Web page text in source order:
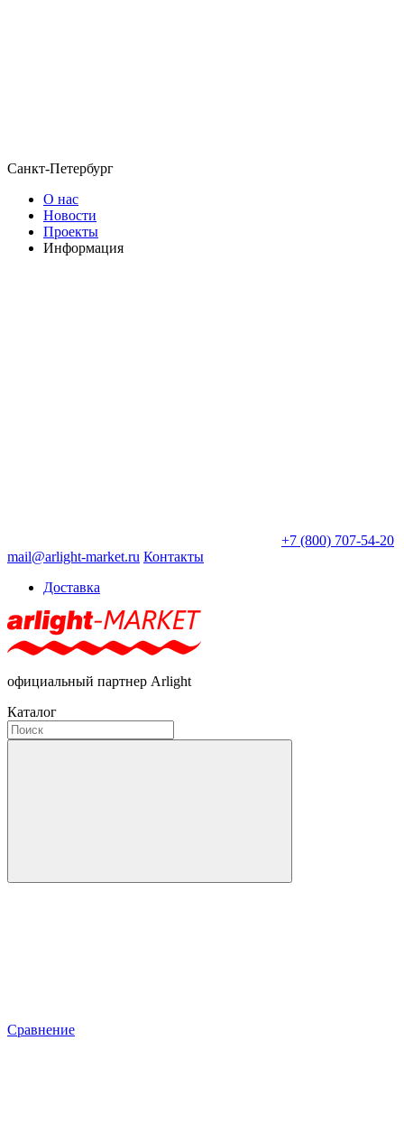
Санкт-Петербург
О нас
Новости
Проекты
Информация
+7 (800) 707-54-20
mail@arlight-market.ru Контакты
Доставка
официальный партнер Arlight
Каталог
Сравнение